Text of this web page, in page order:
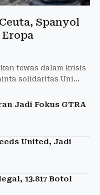
Spanyol
tewas dalam krisis
solidaritas Uni
Jadi Fokus GTRA
United, Jadi
13.817 Botol